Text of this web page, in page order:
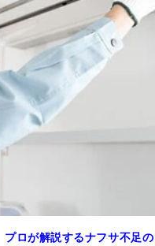
ロが解説するナフサ不足の